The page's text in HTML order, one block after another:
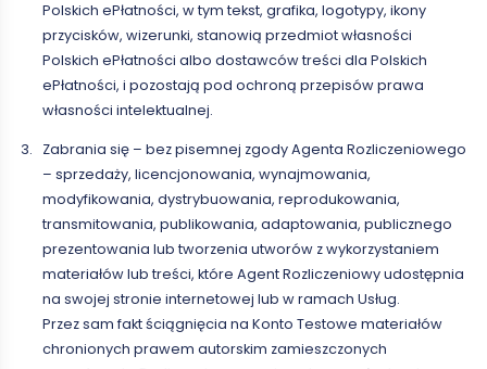
Polskich ePłatności, w tym tekst, grafika, logotypy, ikony
przycisków, wizerunki, stanowią przedmiot własności
Polskich ePłatności albo dostawców treści dla Polskich
ePłatności, i pozostają pod ochroną przepisów prawa
własności intelektualnej.
Zabrania się – bez pisemnej zgody Agenta Rozliczeniowego
– sprzedaży, licencjonowania, wynajmowania,
modyfikowania, dystrybuowania, reprodukowania,
transmitowania, publikowania, adaptowania, publicznego
prezentowania lub tworzenia utworów z wykorzystaniem
materiałów lub treści, które Agent Rozliczeniowy udostępnia
na swojej stronie internetowej lub w ramach Usług.
Przez sam fakt ściągnięcia na Konto Testowe materiałów
chronionych prawem autorskim zamieszczonych